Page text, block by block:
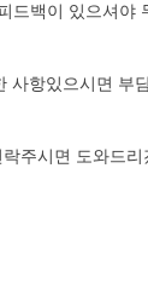
드백이 있으셔야
사항있으시면 부
주시면 도와드리